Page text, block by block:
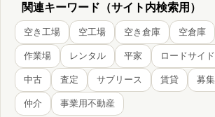
関連キーワード（サイト内検索用）
空き工場 空工場 空き倉庫 空倉庫
作業場 レンタル 平家 ロードサイド
中古 査定 サブリース 賃貸 募集
仲介 事業用不動産